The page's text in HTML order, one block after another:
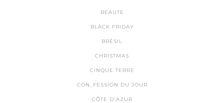
BEAUTE
BLACK FRIDAY
BRÉSIL
CHRISTMAS
CINQUE TERRE
CON_FESSION DU JOUR
CÔTE D'AZUR